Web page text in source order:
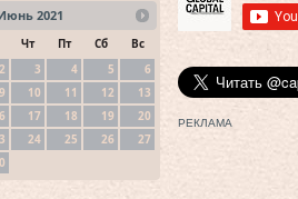
2021
Чт Пт Сб
Вс
2 3 4 5
6
9 10 11 12
13
17 18 19
20
24 25 26
27
РЕКЛАМА